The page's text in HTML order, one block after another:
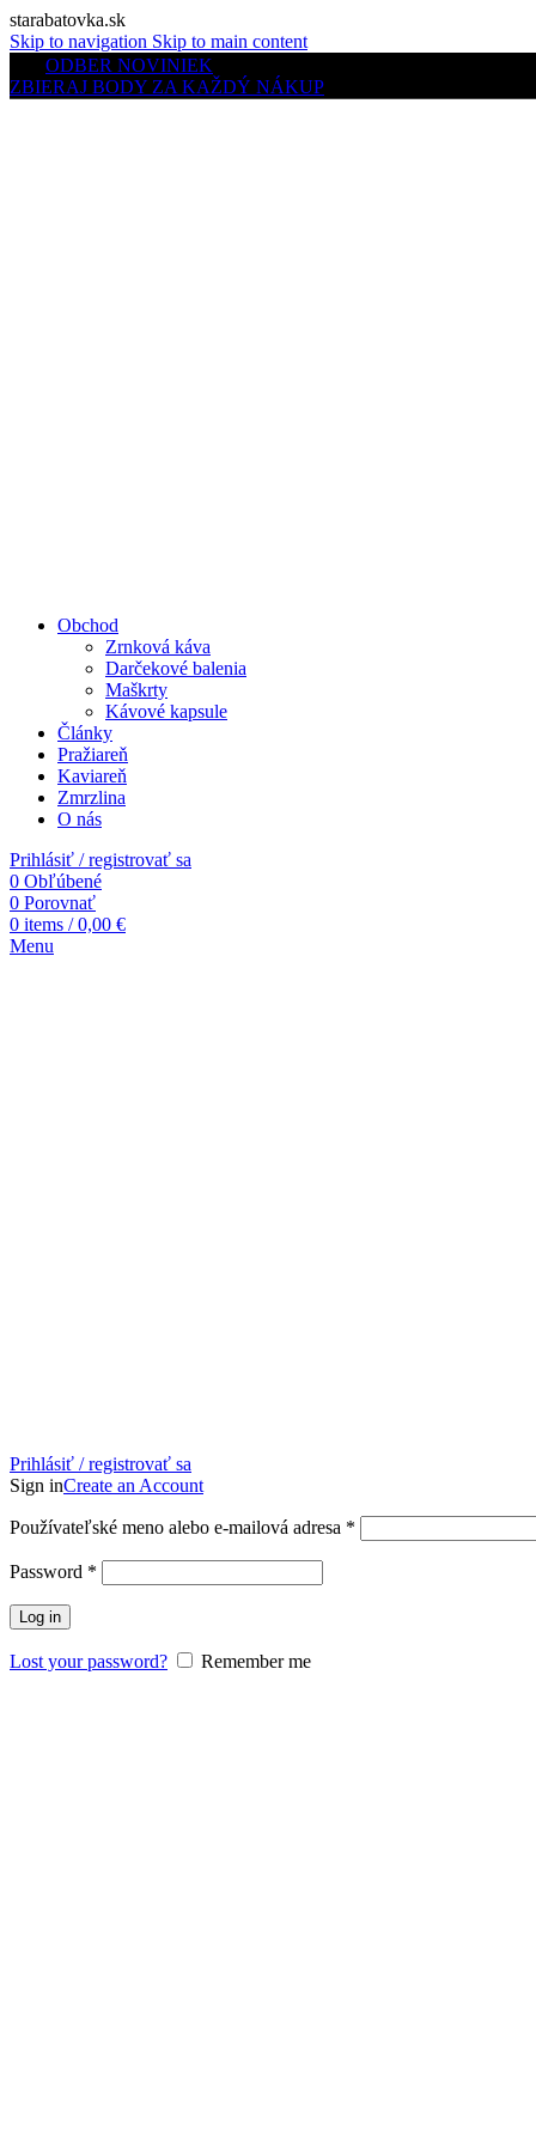
starabatovka.sk
Skip to navigation Skip to main content
ODBER NOVINIEK
ZBIERAJ BODY ZA KAŽDÝ NÁKUP
Obchod
Zrnková káva
Darčekové balenia
Maškrty
Kávové kapsule
Články
Pražiareň
Kaviareň
Zmrzlina
O nás
Prihlásiť / registrovať sa
0 Obľúbené
0 Porovnať
0 items / 0,00 €
Menu
Prihlásiť / registrovať sa
Sign inCreate an Account
Používateľské meno alebo e-mailová adresa *
Password *
Log in
Lost your password? Remember me